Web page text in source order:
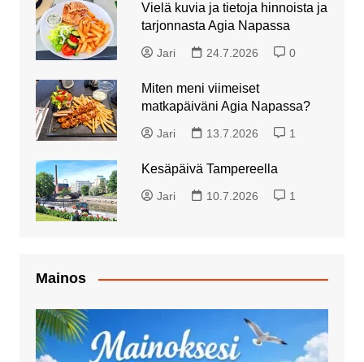
Vielä kuvia ja tietoja hinnoista ja
tarjonnasta Agia Napassa
Jari 24.7.2026 0
Miten meni viimeiset
matkapäiväni Agia Napassa?
Jari 13.7.2026 1
Kesäpäivä Tampereella
Jari 10.7.2026 1
Mainos